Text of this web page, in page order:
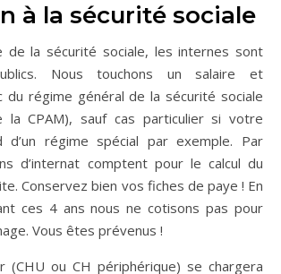
à la sécurité sociale
de la sécurité sociale, les internes sont
Nous touchons un salaire et
du régime général de la sécurité sociale
la CPAM), sauf cas particulier si votre
d’un régime spécial par exemple. Par
d’internat comptent pour le calcul du
Conservez bien vos fiches de paye ! En
ces 4 ans nous ne cotisons pas pour
Vous êtes prévenus !
(CHU ou CH périphérique) se chargera